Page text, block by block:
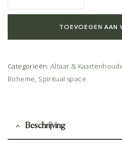
TOEVOEGEN AAN
Categorieën:Altaar &
Boheme, Spiritual space
Beschrijving